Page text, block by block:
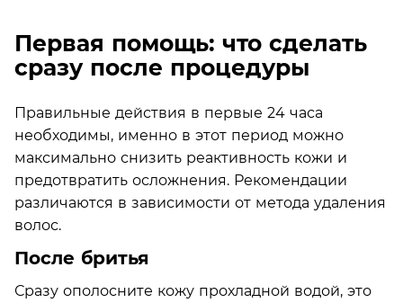
Первая помощь: что сделать
сразу после процедуры
Правильные действия в первые 24 часа
необходимы, именно в этот период можно
максимально снизить реактивность кожи и
предотвратить осложнения. Рекомендации
различаются в зависимости от метода удаления
волос.
После бритья
Сразу ополосните кожу прохладной водой, это